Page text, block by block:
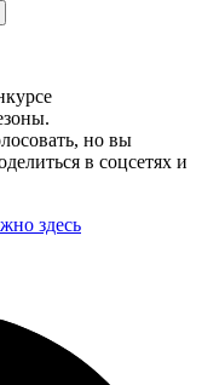
но вы
в соцсетях и
здесь